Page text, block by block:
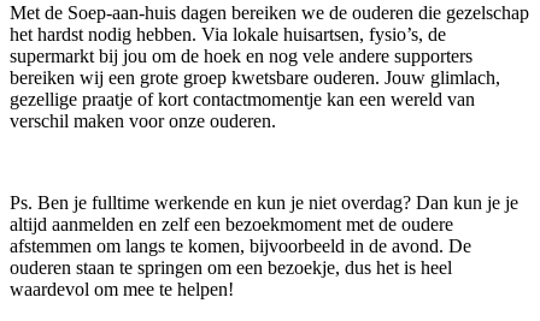
Met de Soep-aan-huis dagen bereiken we de ouderen die gezelschap
het hardst nodig hebben. Via lokale huisartsen, fysio’s, de
supermarkt bij jou om de hoek en nog vele andere supporters
bereiken wij een grote groep kwetsbare ouderen. Jouw glimlach,
gezellige praatje of kort contactmomentje kan een wereld van
verschil maken voor onze ouderen.
Ps. Ben je fulltime werkende en kun je niet overdag? Dan kun je je
altijd aanmelden en zelf een bezoekmoment met de oudere
afstemmen om langs te komen, bijvoorbeeld in de avond. De
ouderen staan te springen om een bezoekje, dus het is heel
waardevol om mee te helpen!